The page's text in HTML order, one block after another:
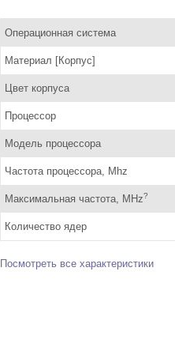
Операционная система
Материал [Корпус]
Цвет корпуса
Процессор
Модель процессора
Частота процессора, Mhz
Максимальная частота, MHz?
Количество ядер
Посмотреть все характеристики